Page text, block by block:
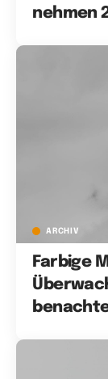
nehmen
ARCHIV
Farbige